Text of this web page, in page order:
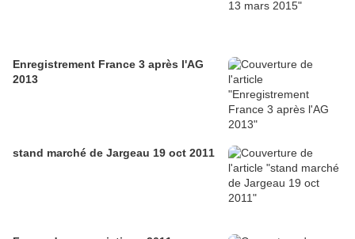
Enregistrement France 3 après l'AG
2013
stand marché de Jargeau 19 oct 2011